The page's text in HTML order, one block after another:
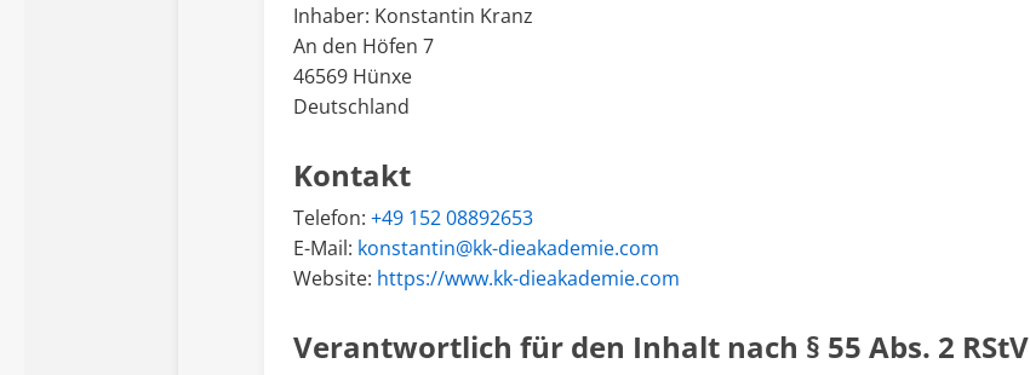
Inhaber: Konstantin Kranz
An den Höfen 7
46569 Hünxe
Deutschland
Kontakt
Telefon: +49 152 08892653
E-Mail: konstantin@kk-dieakademie.com
Website: https://www.kk-dieakademie.com
Verantwortlich für den Inhalt nach § 55 Abs. 2 RStV